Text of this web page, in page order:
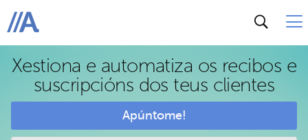
ABANCA
Xestiona e automatiza os recibos e
suscripcións dos teus clientes
Apúntome!